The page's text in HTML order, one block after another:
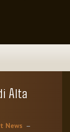
Alta
News